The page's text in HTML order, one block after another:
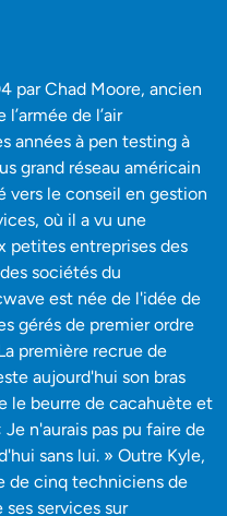
par Chad Moore, ancien
de l’air
années à pen testing à
grand réseau américain
vers le conseil en gestion
où il a vu une
petites entreprises des
sociétés du
est née de l'idée de
gérés de premier ordre
première recrue de
aujourd'hui son bras
le beurre de cacahuète et
n'aurais pas pu faire de
sans lui. » Outre Kyle,
de cinq techniciens de
services sur